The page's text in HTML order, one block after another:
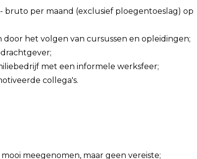
bruto per maand (exclusief ploegentoeslag) op
het volgen van cursussen en opleidingen;
met een informele werksfeer;
collega's.
meegenomen, maar geen vereiste;